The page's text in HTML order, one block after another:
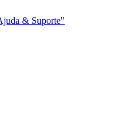
& Suporte"